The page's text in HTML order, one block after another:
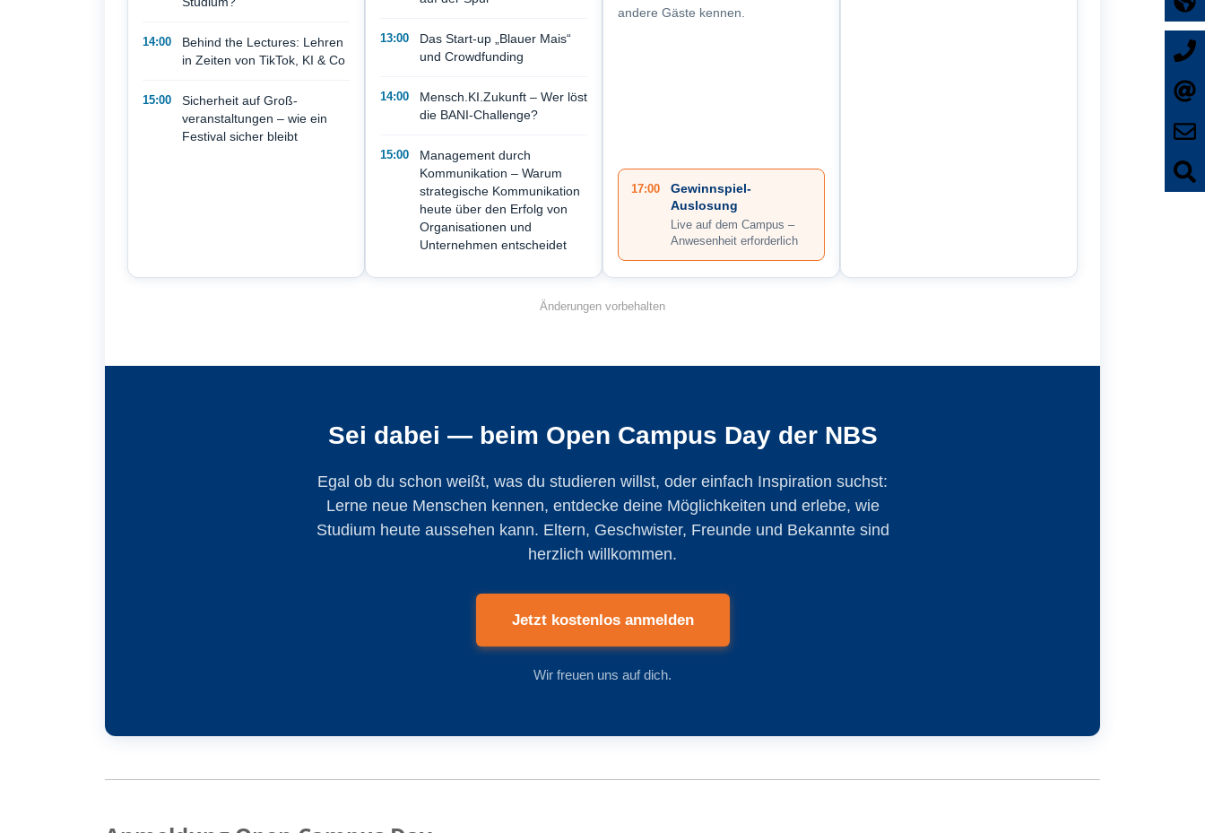
14:00
Behind the Lectures: Lehren
in Zeiten von TikTok, KI & Co
15:00
Sicherheit auf Groß­
veranstaltungen – wie ein
Festival sicher bleibt
13:00
Das Start-up „Blauer Mais“
und Crowdfunding
14:00
Mensch.KI.Zukunft – Wer löst
die BANI-Challenge?
15:00
Management durch
Kommunikation – Warum
strategische Kommunikation
heute über den Erfolg von
Organisationen und
Unternehmen entscheidet
andere Gäste kennen.
17:00
Gewinnspiel-
Auslosung
Live auf dem Campus –
Anwesenheit erforderlich
Änderungen vorbehalten
Sei dabei — beim Open Campus Day der NBS
Egal ob du schon weißt, was du studieren willst, oder einfach Inspiration suchst:
Lerne neue Menschen kennen, entdecke deine Möglichkeiten und erlebe, wie
Studium heute aussehen kann. Eltern, Geschwister, Freunde und Bekannte sind
herzlich willkommen.
Jetzt kostenlos anmelden
Wir freuen uns auf dich.